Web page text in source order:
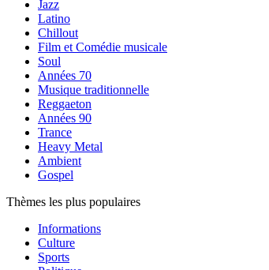
Jazz
Latino
Chillout
Film et Comédie musicale
Soul
Années 70
Musique traditionnelle
Reggaeton
Années 90
Trance
Heavy Metal
Ambient
Gospel
Thèmes les plus populaires
Informations
Culture
Sports